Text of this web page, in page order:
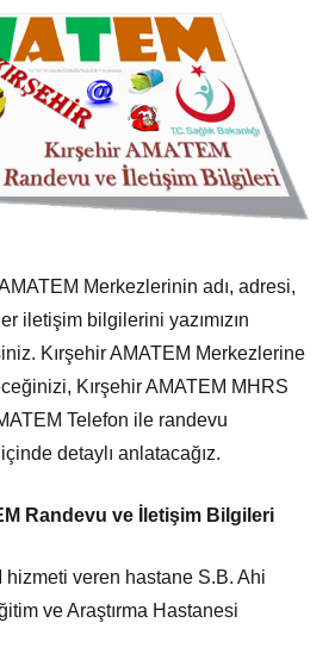
Merkezlerinin adı, adresi,
iletişim bilgilerini yazımızın
Kırşehir AMATEM Merkezlerine
Kırşehir AMATEM MHRS
Telefon ile randevu
detaylı anlatacağız.
Randevu ve İletişim Bilgileri
hizmeti veren hastane S.B. Ahi
ve Araştırma Hastanesi